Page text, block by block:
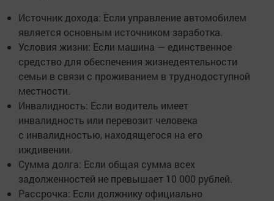
Источник дохода: Если управление автомобилем
является основным источником заработка.
Условия жизни: Если машина — единственное
средство для обеспечения жизнедеятельности
семьи в связи с проживанием в труднодоступной
местности.
Инвалидность: Если водитель имеет
инвалидность или перевозит человека
с инвалидностью, находящегося на его
иждивении.
Сумма долга: Если общая сумма всех
задолженностей не превышает 10 000 рублей.
Рассрочка: Если должнику официально